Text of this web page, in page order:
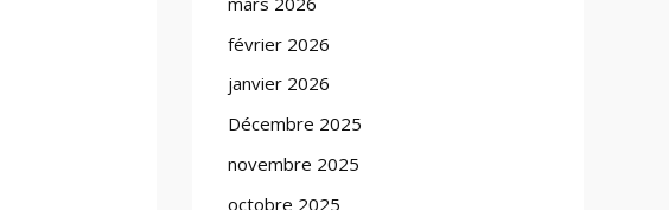
février 2026
janvier 2026
Décembre 2025
novembre 2025
octobre 2025